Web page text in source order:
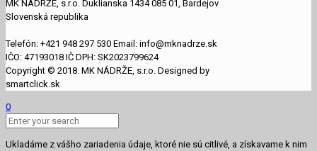
MK NÁDRŽE, s.r.o. Duklianska 1434 085 01, Bardejov
Slovenská republika
Telefón: +421 948 297 530 Email: info@mknadrze.sk
IČO: 47193018 IČ DPH: SK2023799624
Copyright © 2018. MK NÁDRŽE, s.r.o. Designed by
smartclick.sk
0
Ukladáme z vášho zariadenia údaje, ktoré nie sú citlivé, a získavame k nim